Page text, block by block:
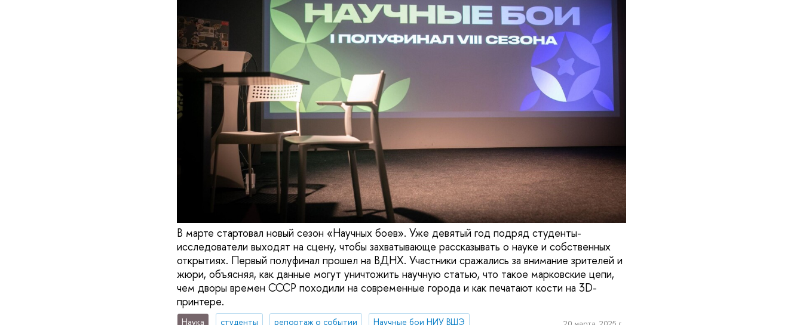
В марте стартовал новый сезон «Научных боев». Уже девятый год подряд студенты-
исследователи выходят на сцену, чтобы захватывающе рассказывать о науке и собственных
открытиях. Первый полуфинал прошел на ВДНХ. Участники сражались за внимание зрителей и
жюри, объясняя, как данные могут уничтожить научную статью, что такое марковские цепи,
чем дворы времен СССР походили на современные города и как печатают кости на 3D-
принтере.
Наука студенты репортаж о событии Научные бои НИУ ВШЭ